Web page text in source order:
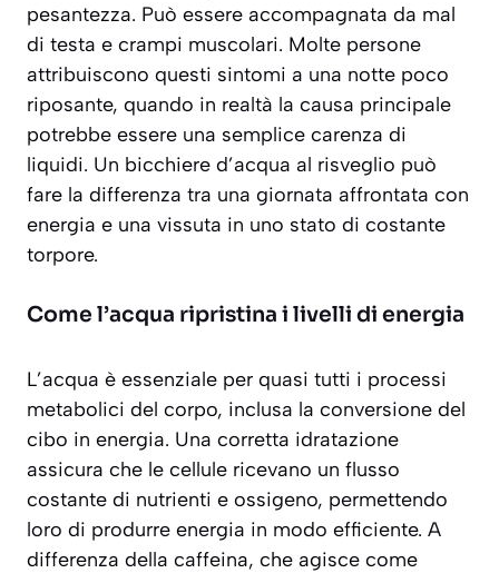
pesantezza. Può essere accompagnata da mal
di testa e crampi muscolari. Molte persone
attribuiscono questi sintomi a una notte poco
riposante, quando in realtà la causa principale
potrebbe essere una semplice carenza di
liquidi. Un bicchiere d’acqua al risveglio può
fare la differenza tra una giornata affrontata con
energia e una vissuta in uno stato di costante
torpore.
Come l’acqua ripristina i livelli di energia
L’acqua è essenziale per quasi tutti i processi
metabolici del corpo, inclusa la conversione del
cibo in energia. Una corretta idratazione
assicura che le cellule ricevano un flusso
costante di nutrienti e ossigeno, permettendo
loro di produrre energia in modo efficiente. A
differenza della caffeina, che agisce come